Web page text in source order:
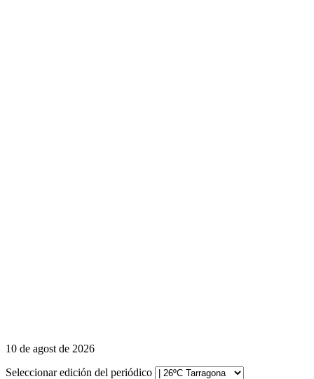
10 de agost de 2026
Seleccionar edición del periódico